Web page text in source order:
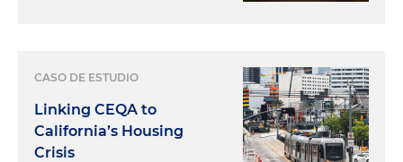
CASO DE ESTUDIO
Linking CEQA to
California’s Housing
Crisis